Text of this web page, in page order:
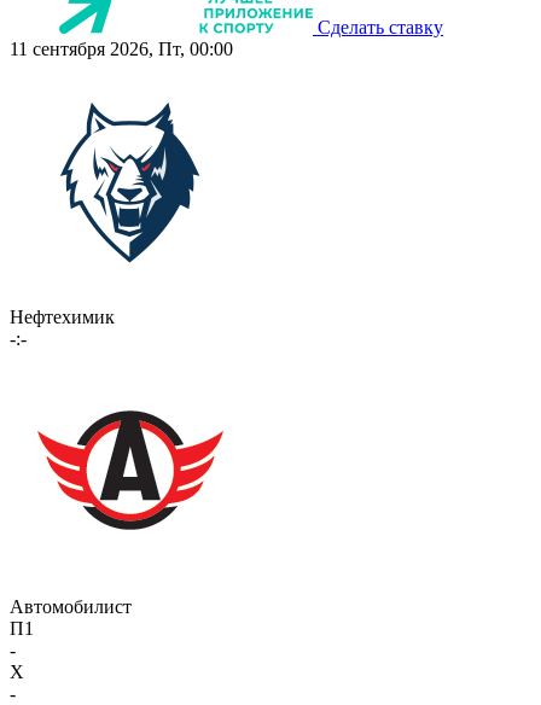
Сделать ставку
11 сентября 2026, Пт, 00:00
Нефтехимик
-:-
Автомобилист
П1
-
X
-